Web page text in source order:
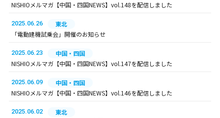
NISHIOメルマガ【中国・四国NEWS】vol.148を配信しました
2025.06.26
東北
「電動建機試乗会」開催のお知らせ
2025.06.23
中国・四国
NISHIOメルマガ【中国・四国NEWS】vol.147を配信しました
2025.06.09
中国・四国
NISHIOメルマガ【中国・四国NEWS】vol.146を配信しました
2025.06.02
東北